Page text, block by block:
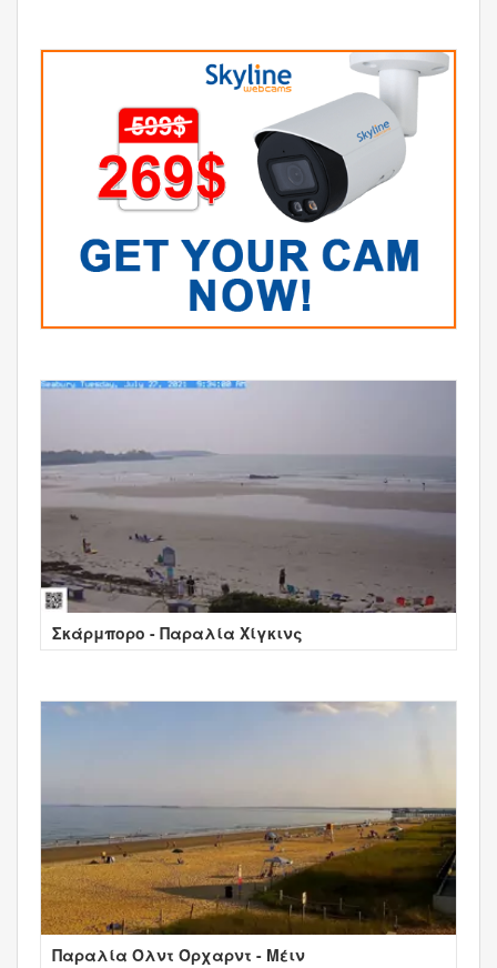
Σκάρμπορο - Παραλία Χίγκινς
Παραλία Όλντ Όρχαρντ - Μέιν